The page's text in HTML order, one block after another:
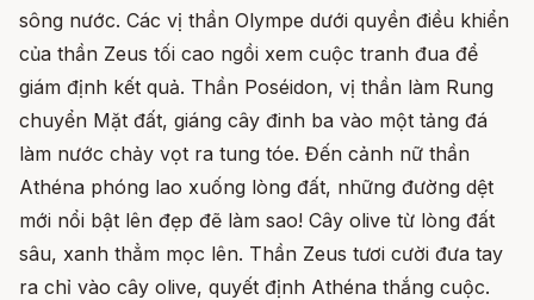
sông nước. Các vị thần Olympe dưới quyền điều khiển
của thần Zeus tối cao ngồi xem cuộc tranh đua để
giám định kết quả. Thần Poséidon, vị thần làm Rung
chuyển Mặt đất, giáng cây đinh ba vào một tảng đá
làm nước chảy vọt ra tung tóe. Đến cảnh nữ thần
Athéna phóng lao xuống lòng đất, những đường dệt
mới nổi bật lên đẹp đẽ làm sao! Cây olive từ lòng đất
sâu, xanh thẳm mọc lên. Thần Zeus tươi cười đưa tay
ra chỉ vào cây olive, quyết định Athéna thắng cuộc.